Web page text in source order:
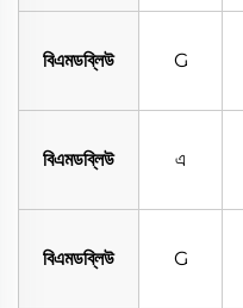
বিএমডব্লিউ G
বিএমডব্লিউ এ
বিএমডব্লিউ G